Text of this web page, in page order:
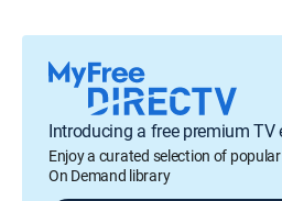
Introducing a free premium TV
Enjoy a curated selection of
On Demand library